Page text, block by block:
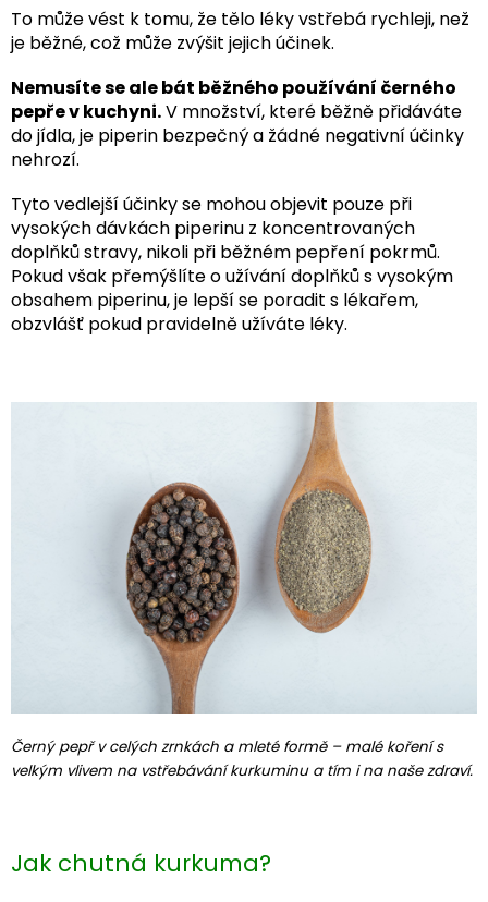
To může vést k tomu, že tělo léky vstřebá rychleji, než
je běžné, což může zvýšit jejich účinek.
Nemusíte se ale bát běžného používání černého
pepře v kuchyni.V množství, které běžně přidáváte
do jídla, je piperin bezpečný a žádné negativní účinky
nehrozí.
Tyto vedlejší účinky se mohou objevit pouze při
vysokých dávkách piperinu z koncentrovaných
doplňků stravy, nikoli při běžném pepření pokrmů.
Pokud však přemýšlíte o užívání doplňků s vysokým
obsahem piperinu, je lepší se poradit s lékařem,
obzvlášť pokud pravidelně užíváte léky.
Černý pepř v celých zrnkách a mleté formě – malé koření s
velkým vlivem na vstřebávání kurkuminu a tím i na naše zdraví.
Jak chutná kurkuma?